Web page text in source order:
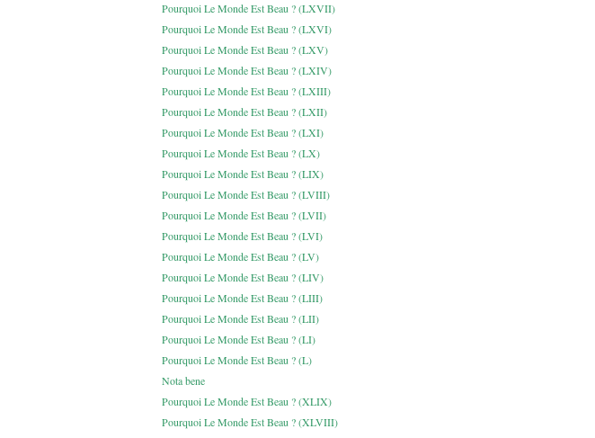
Pourquoi Le Monde Est Beau ? (LXVII)
Pourquoi Le Monde Est Beau ? (LXVI)
Pourquoi Le Monde Est Beau ? (LXV)
Pourquoi Le Monde Est Beau ? (LXIV)
Pourquoi Le Monde Est Beau ? (LXIII)
Pourquoi Le Monde Est Beau ? (LXII)
Pourquoi Le Monde Est Beau ? (LXI)
Pourquoi Le Monde Est Beau ? (LX)
Pourquoi Le Monde Est Beau ? (LIX)
Pourquoi Le Monde Est Beau ? (LVIII)
Pourquoi Le Monde Est Beau ? (LVII)
Pourquoi Le Monde Est Beau ? (LVI)
Pourquoi Le Monde Est Beau ? (LV)
Pourquoi Le Monde Est Beau ? (LIV)
Pourquoi Le Monde Est Beau ? (LIII)
Pourquoi Le Monde Est Beau ? (LII)
Pourquoi Le Monde Est Beau ? (LI)
Pourquoi Le Monde Est Beau ? (L)
Nota bene
Pourquoi Le Monde Est Beau ? (XLIX)
Pourquoi Le Monde Est Beau ? (XLVIII)